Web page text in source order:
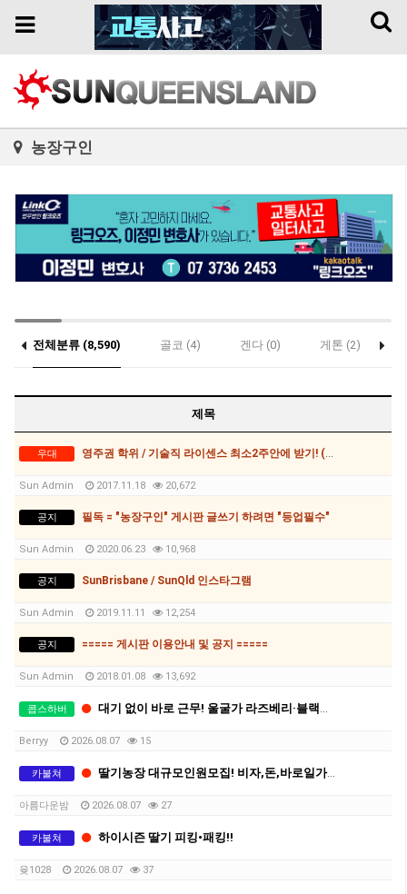
Toggle
Toggle
농장구인
전체분류 (8,590) 골코 (4) 겐다 (0) 게톤 (2)
제목
우대 영주권 학위 / 기술직 라이센스 최소2주안에 받기! (요리, 페인팅, 용접, 차일드케어 등등)
Sun Admin 2017.11.18 20,672
공지 필독 = "농장구인" 게시판 글쓰기 하려면 "등업필수"
Sun Admin 2020.06.23 10,968
공지 SunBrisbane / SunQld 인스타그램
Sun Admin 2019.11.11 12,254
공지 ===== 게시판 이용안내 및 공지 =====
Sun Admin 2018.01.08 13,692
콥스하버 대기 없이 바로 근무! 울굴가 라즈베리·블랙베리·블루베리 농장 워커모집
Berryy 2026.08.07 15
카불쳐 딸기농장 대규모인원모집! 비자,돈,바로일가능! 함께하실분!
아름다운밤 2026.08.07 27
카불쳐 하이시즌 딸기 피킹•패킹!!
윶1028 2026.08.07 37